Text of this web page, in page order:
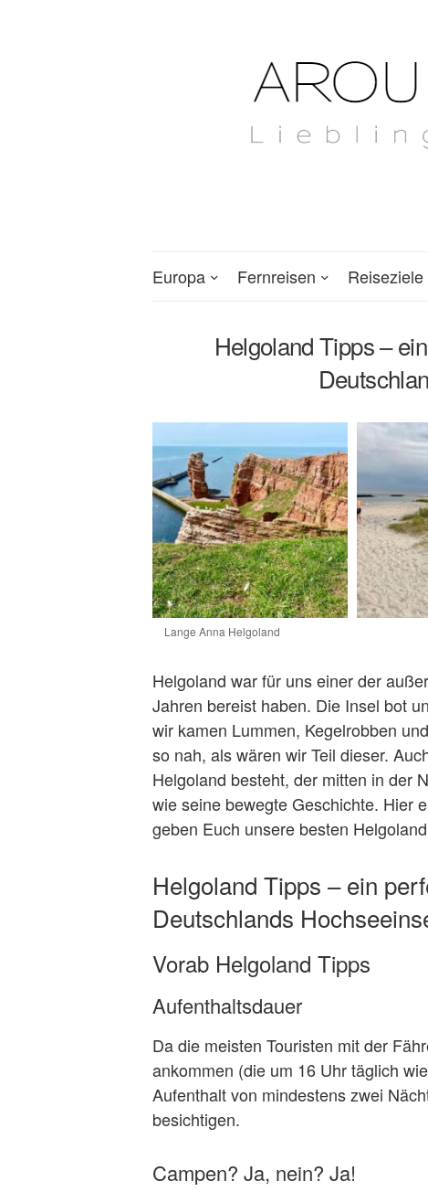
Europa Fernreisen
Helgoland Tipps –
Lange Anna Helgoland
Helgoland war für uns einer der
Jahren bereist haben. Die Insel bot
wir kamen Lummen, Kegelrobben
so nah, als wären wir Teil dieser.
Helgoland besteht, der mitten in der
wie seine bewegte Geschichte. Hier
geben Euch unsere besten
Helgoland Tipps – ein
Deutschlands
Vorab Helgoland Tipps
Aufenthaltsdauer
Da die meisten Touristen mit der
ankommen (die um 16 Uhr täglich
Aufenthalt von mindestens zwei
besichtigen.
Campen? Ja, nein? Ja!